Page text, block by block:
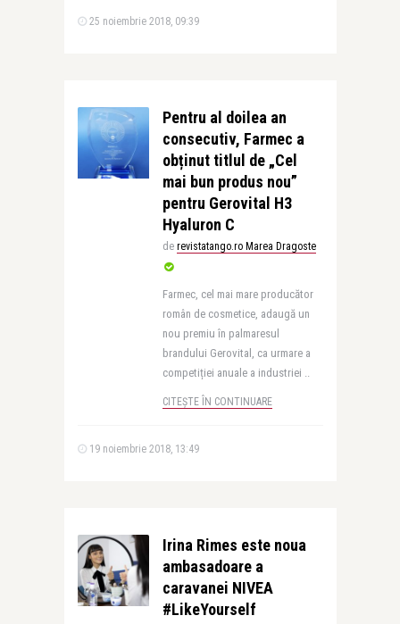
25 noiembrie 2018, 09:39
Pentru al doilea an
consecutiv, Farmec a
obținut titlul de „Cel
mai bun produs nou”
pentru Gerovital H3
Hyaluron C
de revistatango.ro Marea Dragoste
Farmec, cel mai mare producător
român de cosmetice, adaugă un
nou premiu în palmaresul
brandului Gerovital, ca urmare a
competiției anuale a industriei ..
CITEȘTE ÎN CONTINUARE
19 noiembrie 2018, 13:49
Irina Rimes este noua
ambasadoare a
caravanei NIVEA
#LikeYourself